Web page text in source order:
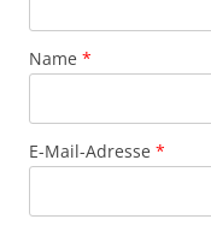
Name *
E-Mail-Adresse *